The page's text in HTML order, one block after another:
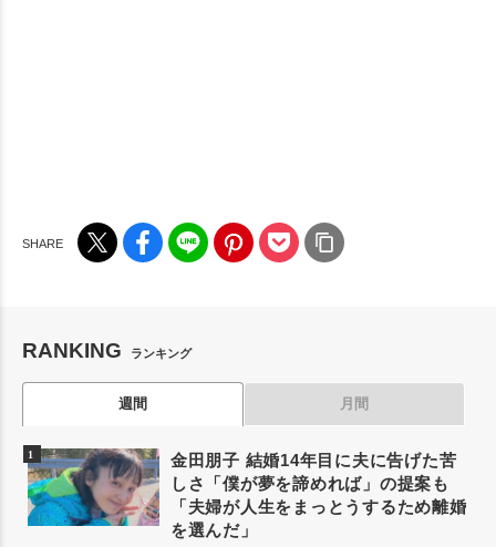
RANKING ランキング
週間 月間
金田朋子 結婚14年目に夫に告げた苦
しさ「僕が夢を諦めれば」の提案も
「夫婦が人生をまっとうするため離婚
を選んだ」